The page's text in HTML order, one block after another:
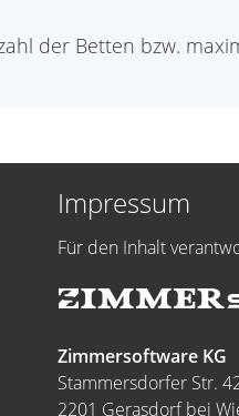
der Betten bzw.
Impressum
Für den Inhalt
Zimmersoftware KG
Stammersdorfer Str.
2201 Gerasdorf bei